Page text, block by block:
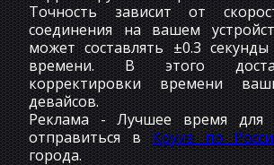
Точность зависит от
соединения на вашем
может составлять ±0.3
времени. В этого
корректировки времени
девайсов.
Реклама - Лучшее время для
отправиться вКруиз по
города.